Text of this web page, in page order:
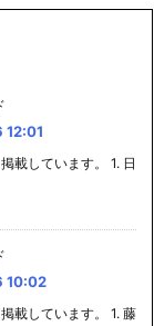
12:01
載しています。 1. 日
10:02
載しています。 1. 藤